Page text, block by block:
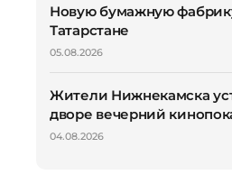
Новую бумажную
Татарстане
05.08.2026
Жители Нижнекамска
дворе вечерний
04.08.2026